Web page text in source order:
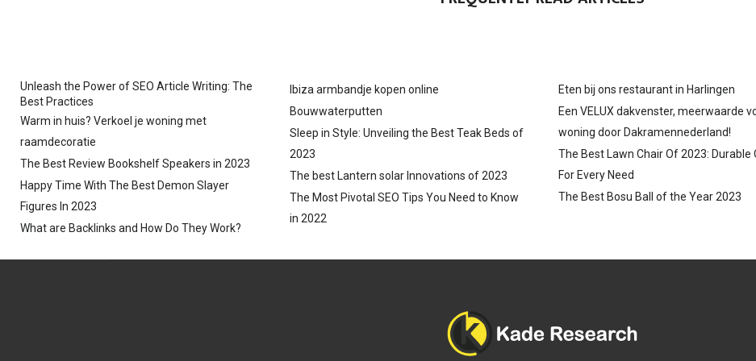
Unleash the Power of SEO Article Writing: The
Best Practices
Warm in huis? Verkoel je woning met
raamdecoratie
The Best Review Bookshelf Speakers in 2023
Happy Time With The Best Demon Slayer
Figures In 2023
What are Backlinks and How Do They Work?
Ibiza armbandje kopen online
Bouwwaterputten
Sleep in Style: Unveiling the Best Teak Beds of
2023
The best Lantern solar Innovations of 2023
The Most Pivotal SEO Tips You Need to Know
in 2022
Eten bij ons restaurant in Harlingen
Een VELUX dakvenster, meerwaarde
woning door Dakramennederland!
The Best Lawn Chair Of 2023: Durable
For Every Need
The Best Bosu Ball of the Year 2023